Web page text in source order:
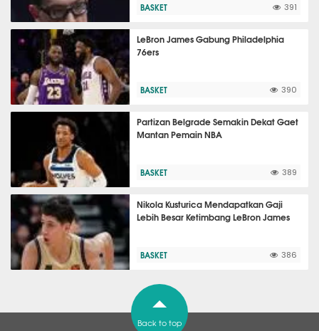
BASKET 391
LeBron James Gabung Philadelphia
76ers
BASKET 390
Partizan Belgrade Semakin Dekat Gaet
Mantan Pemain NBA
BASKET 389
Nikola Kusturica Mendapatkan Gaji
Lebih Besar Ketimbang LeBron James
BASKET 386
Back to top